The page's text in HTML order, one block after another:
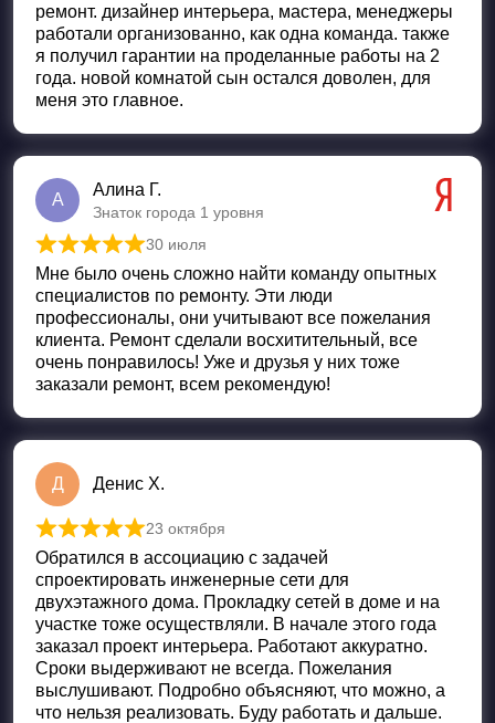
ремонт. дизайнер интерьера, мастера, менеджеры
работали организованно, как одна команда. также
я получил гарантии на проделанные работы на 2
года. новой комнатой сын остался доволен, для
меня это главное.
А
Алина Г.
Знаток города 1 уровня
Оценка 5 из 5
30 июля
Мне было очень сложно найти команду опытных
специалистов по ремонту. Эти люди
профессионалы, они учитывают все пожелания
клиента. Ремонт сделали восхитительный, все
очень понравилось! Уже и друзья у них тоже
заказали ремонт, всем рекомендую!
Д Денис Х.
Оценка5 из 5
23 октября
Обратился в ассоциацию с задачей
спроектировать инженерные сети для
двухэтажного дома. Прокладку сетей в доме и на
участке тоже осуществляли. В начале этого года
заказал проект интерьера. Работают аккуратно.
Сроки выдерживают не всегда. Пожелания
выслушивают. Подробно объясняют, что можно, а
что нельзя реализовать. Буду работать и дальше.